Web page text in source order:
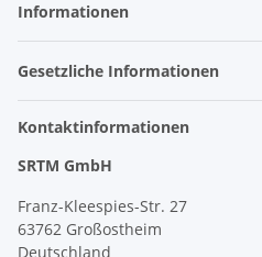
Informationen
Gesetzliche Informationen
Kontaktinformationen
SRTM GmbH
Franz-Kleespies-Str. 27
63762 Großostheim
Deutschland